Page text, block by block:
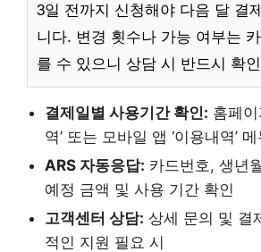
3일 전까지 신청해야 다음 달 결
니다. 변경 횟수나 가능 여부는
를 수 있으니 상담 시 반드시 확
결제일별 사용기간 확인: 홈페이
역’ 또는 모바일 앱 ‘이용내역’
ARS 자동응답: 카드번호, 생년
예정 금액 및 사용 기간 확인
고객센터 상담: 상세 문의 및 결
적인 지원 필요 시